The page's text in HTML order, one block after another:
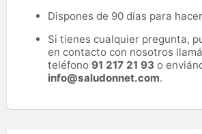
Dispones de 90 días para
Si tienes cualquier pregunta,
en contacto con nosotros
teléfono 91 217 21 93 o
info@saludonnet.com.